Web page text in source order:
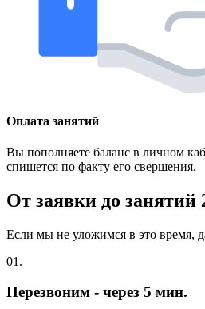
Оплата занятий
Вы пополняете баланс в личном
спишется по факту его свершения.
От заявки до занятий
Если мы не уложимся в это время,
01.
Перезвоним - через 5 мин.